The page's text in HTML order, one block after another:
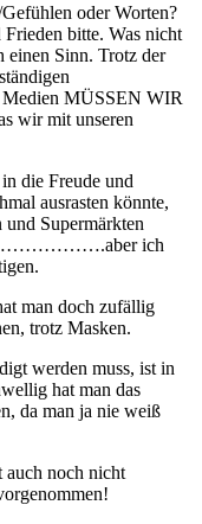
oder Worten?
bitte. Was nicht
einen Sinn. Trotz der
Medien MÜSSEN WIR
wir mit unseren
die Freude und
ausrasten könnte,
Supermärkten
ich
man doch zufällig
trotz Masken.
werden muss, ist in
hat man das
da man ja nie weiß
auch noch nicht